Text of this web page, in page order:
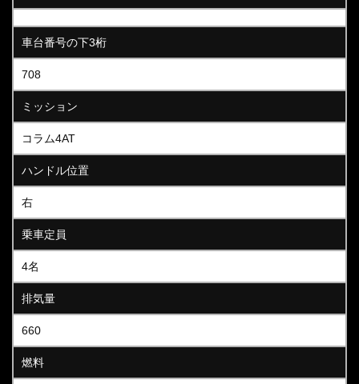
車台番号の下3桁
708
ミッション
コラム4AT
ハンドル位置
右
乗車定員
4名
排気量
660
燃料